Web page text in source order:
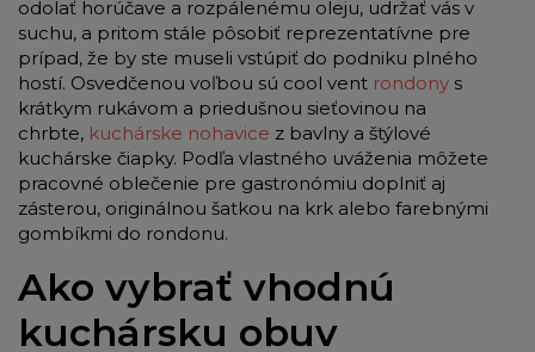
odolať horúčave a rozpálenému oleju, udržať vás v
suchu, a pritom stále pôsobiť reprezentatívne pre
prípad, že by ste museli vstúpiť do podniku plného
hostí. Osvedčenou voľbou sú cool vent rondony s
krátkym rukávom a priedušnou sieťovinou na
chrbte, kuchárske nohavice z bavlny a štýlové
kuchárske čiapky. Podľa vlastného uváženia môžete
pracovné oblečenie pre gastronómiu doplniť aj
zásterou, originálnou šatkou na krk alebo farebnými
gombíkmi do rondonu.
Ako vybrať vhodnú
kuchársku obuv